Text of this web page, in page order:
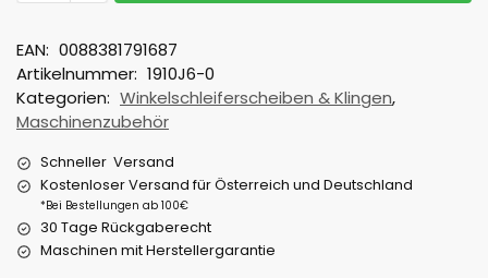
EAN: 0088381791687
Artikelnummer: 1910J6-0
Kategorien: Winkelschleiferscheiben & Klingen,
Maschinenzubehör
Schneller Versand
Kostenloser Versand für Österreich und Deutschland
*Bei Bestellungen ab 100€
30 Tage Rückgaberecht
Maschinen mit Herstellergarantie